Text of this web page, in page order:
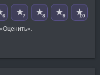
6 ★7 ★8 ★9 ★10